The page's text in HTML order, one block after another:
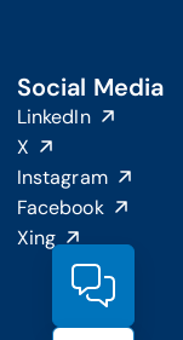
Social Media
LinkedIn
X
Instagram
Facebook
Xing